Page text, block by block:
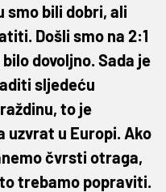
smo bili dobri, ali
Došli smo na 2:1
dovoljno. Sada je
sljedeću
to je
u Europi. Ako
čvrsti otraga,
trebamo popraviti.